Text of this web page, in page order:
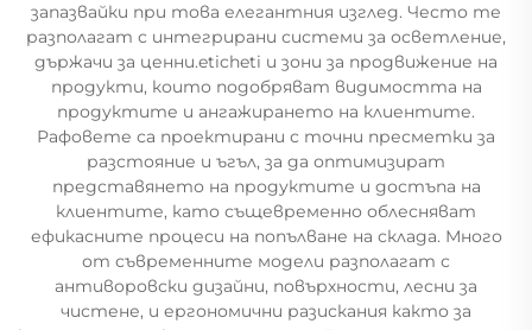
запазвайки при това елегантния изглед. Често те
разполагат с интегрирани системи за осветление,
държачи за ценни.eticheti и зони за продвижение на
продукти, които подобряват видимостта на
продуктите и ангажирането на клиентите.
Рафовете са проектирани с точни пресметки за
разстояние и ъгъл, за да оптимизират
представянето на продуктите и достъпа на
клиентите, като същевременно облесняват
ефикасните процеси на попълване на склада. Много
от съвременните модели разполагат с
антиворовски дизайни, повърхности, лесни за
чистене, и ергономични разискания както за